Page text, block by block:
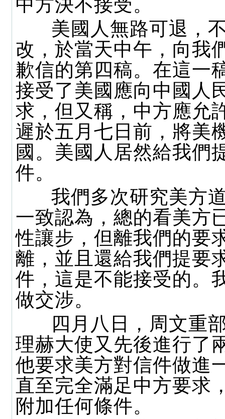
中方決不接受。
美國人無路可退，
改，於當天中午，向我
歉信的第四稿。在這一
接受了美國應向中國人
求，但又稱，中方應允
遲於五月七日前，將美
國。美國人居然給我們
件。
我們多次研究美方
一致認為，總的看美方
性讓步，但離我們的要
離，並且還給我們提要
件，這是不能接受的。
做交涉。
四月八日，周文重
理赫大使又先後進行了
他要求美方對信件做進
直至完全滿足中方要求
附加任何條件。